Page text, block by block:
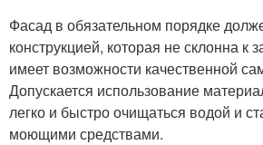
Фасад в обязательном порядке
конструкцией, которая не склонна к
имеет возможности качественной
Допускается использование
легко и быстро очищаться водой и
моющими средствами.